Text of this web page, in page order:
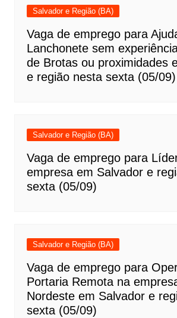
Salvador e Região (BA)
Vaga de emprego para
Lanchonete sem
de Brotas ou proximidades
e região nesta sexta (05/09)
Salvador e Região (BA)
Vaga de emprego para
empresa em Salvador e
sexta (05/09)
Salvador e Região (BA)
Vaga de emprego para
Portaria Remota na
Nordeste em Salvador e
sexta (05/09)